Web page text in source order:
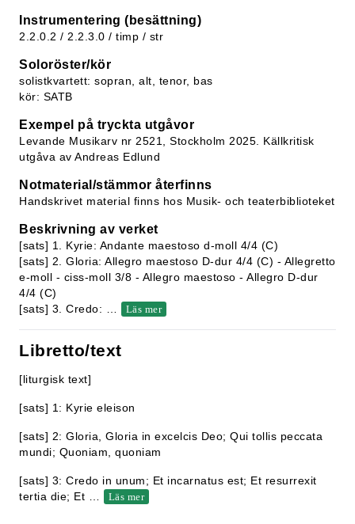
Instrumentering (besättning)
2.2.0.2 / 2.2.3.0 / timp / str
Soloröster/kör
solistkvartett: sopran, alt, tenor, bas
kör: SATB
Exempel på tryckta utgåvor
Levande Musikarv nr 2521, Stockholm 2025. Källkritisk
utgåva av Andreas Edlund
Notmaterial/stämmor återfinns
Handskrivet material finns hos Musik- och teaterbiblioteket
Beskrivning av verket
[sats] 1. Kyrie: Andante maestoso d-moll 4/4 (C)
[sats] 2. Gloria: Allegro maestoso D-dur 4/4 (C) - Allegretto
e-moll - ciss-moll 3/8 - Allegro maestoso - Allegro D-dur
4/4 (C)
[sats] 3. Credo:
Läs mer
Libretto/text
[liturgisk text]
[sats] 1: Kyrie eleison
[sats] 2: Gloria, Gloria in excelcis Deo; Qui tollis peccata
mundi; Quoniam, quoniam
[sats] 3: Credo in unum; Et incarnatus est; Et resurrexit
tertia die; Et
Läs mer